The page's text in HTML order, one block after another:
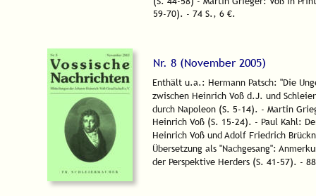
59-70). - 74 S., 6 €.
Nr. 8 (November 2005)
Enthält u.a.: Hermann Patsch: "Die
zwischen Heinrich Voß d.J. und
durch Napoleon (S. 5-14). - Martin
Heinrich Voß (S. 15-24). - Paul Kahl:
Heinrich Voß und Adolf Friedrich
Übersetzung als "Nachgesang":
der Perspektive Herders (S. 41-57). -